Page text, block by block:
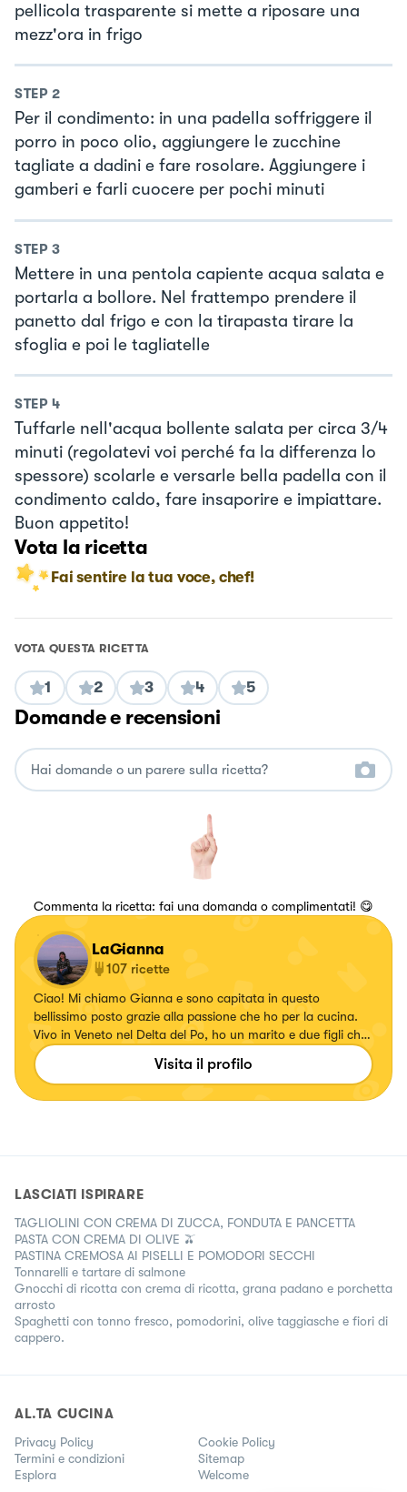
pellicola trasparente si mette a riposare una
mezz'ora in frigo
STEP 2
Per il condimento: in una padella soffriggere il
porro in poco olio, aggiungere le zucchine
tagliate a dadini e fare rosolare. Aggiungere i
gamberi e farli cuocere per pochi minuti
STEP 3
Mettere in una pentola capiente acqua salata e
portarla a bollore. Nel frattempo prendere il
panetto dal frigo e con la tirapasta tirare la
sfoglia e poi le tagliatelle
STEP 4
Tuffarle nell'acqua bollente salata per circa 3/4
minuti (regolatevi voi perché fa la differenza lo
spessore) scolarle e versarle bella padella con il
condimento caldo, fare insaporire e impiattare.
Buon appetito!
Vota la ricetta
Fai sentire la tua voce, chef!
VOTA QUESTA RICETTA
1 2 3 4 5
Domande e recensioni
Commenta la ricetta: fai una domanda o complimentati! 😋
LaGianna
107 ricette
Ciao! Mi chiamo Gianna e sono capitata in questo
bellissimo posto grazie alla passione che ho per la cucina.
Vivo in Veneto nel Delta del Po, ho un marito e due figli che
sono i miei giudici a tavola e che apprezzano quello che
preparo loro. Inizia così questa inaspettata nuova
Visita il profilo
LASCIATI ISPIRARE
TAGLIOLINI CON CREMA DI ZUCCA, FONDUTA E PANCETTA
PASTA CON CREMA DI OLIVE 🫒
PASTINA CREMOSA AI PISELLI E POMODORI SECCHI
Tonnarelli e tartare di salmone
Gnocchi di ricotta con crema di ricotta, grana padano e porchetta
arrosto
Spaghetti con tonno fresco, pomodorini, olive taggiasche e fiori di
cappero.
AL.TA CUCINA
Privacy Policy
Cookie Policy
Termini e condizioni
Sitemap
Esplora
Welcome